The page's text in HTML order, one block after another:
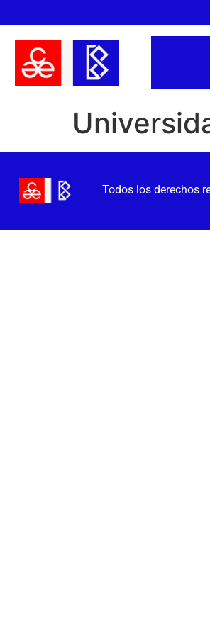
Todos los derechos